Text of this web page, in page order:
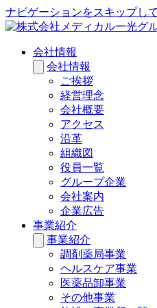
ナビゲーションをスキップし
会社情報
会社情報
ご挨拶
経営理念
会社概要
アクセス
沿革
組織図
役員一覧
グループ企業
会社案内
企業広告
事業紹介
事業紹介
調剤薬局事業
ヘルスケア事業
医薬品卸事業
その他事業